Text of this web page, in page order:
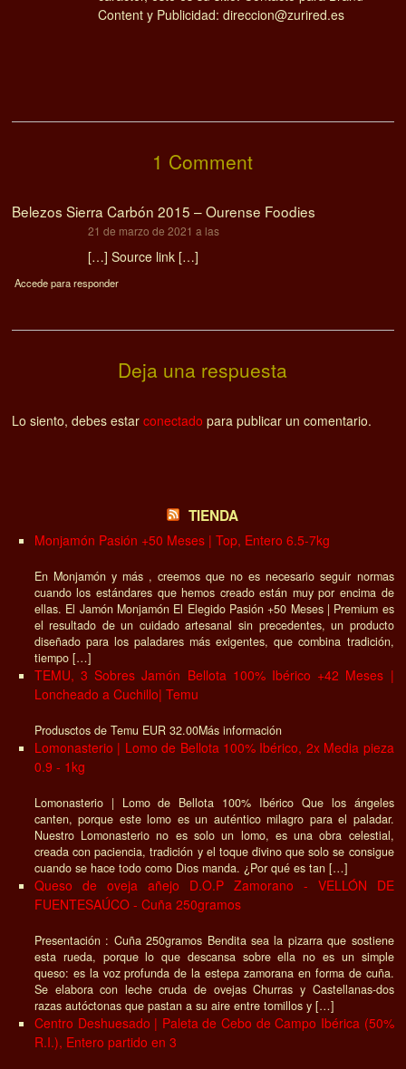
Content y Publicidad: direccion@zurired.es
1 Comment
Belezos Sierra Carbón 2015 – Ourense Foodies
21 de marzo de 2021 a las
[…] Source link […]
Accede para responder
Deja una respuesta
Lo siento, debes estarconectado para publicar un comentario.
TIENDA
Monjamón Pasión +50 Meses | Top, Entero 6.5-7kg
En Monjamón y más , creemos que no es necesario seguir normas
cuando los estándares que hemos creado están muy por encima de
ellas. El Jamón Monjamón El Elegido Pasión +50 Meses | Premium es
el resultado de un cuidado artesanal sin precedentes, un producto
diseñado para los paladares más exigentes, que combina tradición,
tiempo […]
TEMU, 3 Sobres Jamón Bellota 100% Ibérico +42 Meses |
Loncheado a Cuchillo| Temu
Produsctos de Temu EUR 32.00Más información
Lomonasterio | Lomo de Bellota 100% Ibérico, 2x Media pieza
0.9 - 1kg
Lomonasterio | Lomo de Bellota 100% Ibérico Que los ángeles
canten, porque este lomo es un auténtico milagro para el paladar.
Nuestro Lomonasterio no es solo un lomo, es una obra celestial,
creada con paciencia, tradición y el toque divino que solo se consigue
cuando se hace todo como Dios manda. ¿Por qué es tan […]
Queso de oveja añejo D.O.P Zamorano - VELLÓN DE
FUENTESAÚCO - Cuña 250gramos
Presentación : Cuña 250gramos Bendita sea la pizarra que sostiene
esta rueda, porque lo que descansa sobre ella no es un simple
queso: es la voz profunda de la estepa zamorana en forma de cuña.
Se elabora con leche cruda de ovejas Churras y Castellanas-dos
razas autóctonas que pastan a su aire entre tomillos y […]
Centro Deshuesado | Paleta de Cebo de Campo Ibérica (50%
R.I.), Entero partido en 3